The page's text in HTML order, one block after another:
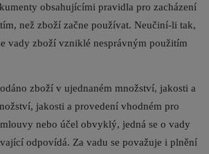
obsahujícími pravidla pro zacházení
než zboží začne používat. Neučiní-li tak,
vady zboží vzniklé nesprávným použitím
zboží v ujednaném množství, jakosti a
jakosti a provedení vhodném pro
nebo účel obvyklý, jedná se o vady
odpovídá. Za vadu se považuje i plnění